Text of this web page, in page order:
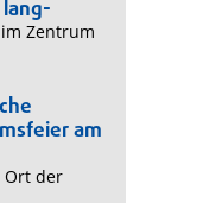
lang-
Zentrum
am
Ort der